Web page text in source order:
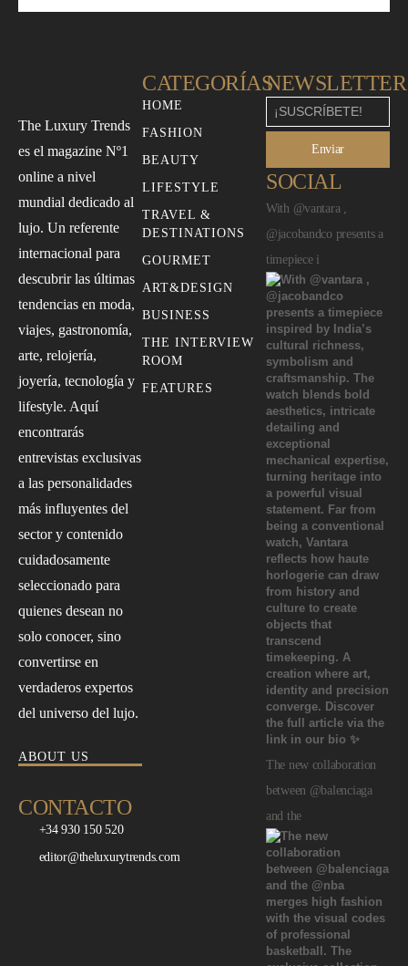
The Luxury Trends
es el magazine Nº1
online a nivel
mundial dedicado al
lujo. Un referente
internacional para
descubrir las últimas
tendencias en moda,
viajes, gastronomía,
arte, relojería,
joyería, tecnología y
lifestyle. Aquí
encontrarás
entrevistas exclusivas
a las personalidades
más influyentes del
sector y contenido
cuidadosamente
seleccionado para
quienes desean no
solo conocer, sino
convertirse en
verdaderos expertos
del universo del lujo.
ABOUT US
CONTACTO
+34 930 150 520
editor@theluxurytrends.com
CATEGORÍAS
HOME
FASHION
BEAUTY
LIFESTYLE
TRAVEL &
DESTINATIONS
GOURMET
ART&DESIGN
BUSINESS
THE INTERVIEW
ROOM
FEATURES
NEWSLETTER
Enviar
SOCIAL
With @vantara ,
@jacobandco presents a
timepiece i
The new collaboration
between @balenciaga
and the